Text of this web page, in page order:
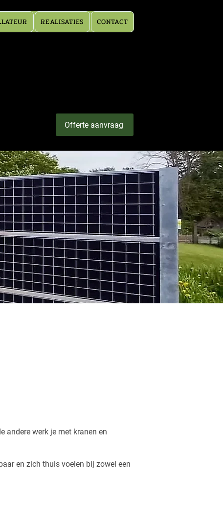
REALISATIES CONTACT
Offerte aanvraag
andere werk je met kranen en
en zich thuis voelen bij zowel een